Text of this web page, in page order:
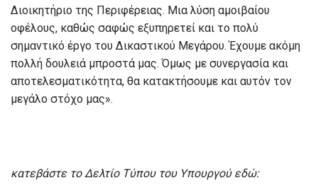
Διοικητήριο της Περιφέρειας. Μια λύση αμοιβαίου
οφέλους, καθώς σαφώς εξυπηρετεί και το πολύ
σημαντικό έργο του Δικαστικού Μεγάρου. Έχουμε ακόμη
πολλή δουλειά μπροστά μας. Όμως με συνεργασία και
αποτελεσματικότητα, θα κατακτήσουμε και αυτόν τον
μεγάλο στόχο μας».
κατεβάστε το Δελτίο Τύπου του Υπουργού εδώ: